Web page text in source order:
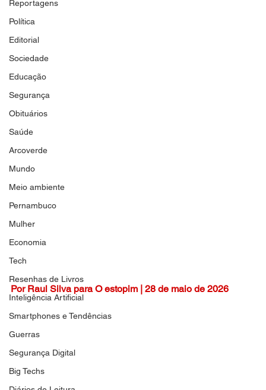
Reportagens
Política
Editorial
Sociedade
Educação
Segurança
Obituários
Saúde
Arcoverde
Mundo
Meio ambiente
Pernambuco
Mulher
Economia
Tech
Resenhas de Livros
Inteligência Artificial
Smartphones e Tendências
Guerras
Segurança Digital
Big Techs
Por Raul Silva para O estopim | 28 de maio de 2026